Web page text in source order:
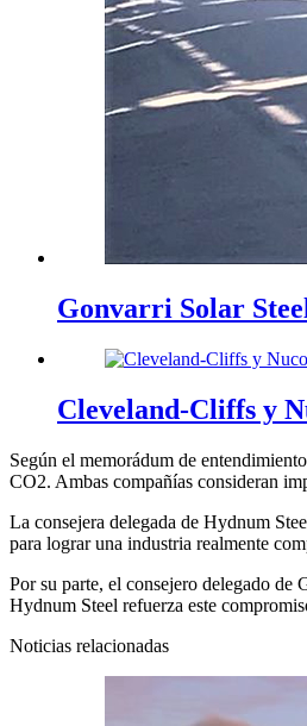
Gonvarri Solar
Cleveland-Cliffs y
Según el memorádum de
CO2. Ambas compañías consideran
La consejera delegada de Hydnum
para lograr una industria realmente
Por su parte, el consejero delegado de
Hydnum Steel refuerza este
Noticias relacionadas